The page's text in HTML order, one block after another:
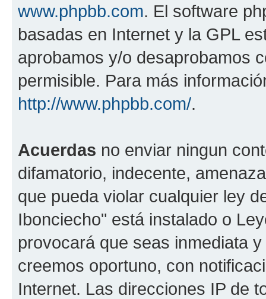
www.phpbb.com. El software
basadas en Internet y la GPL
aprobamos y/o desaprobamos
permisible. Para más
http://www.phpbb.com/.
Acuerdas no enviar ningun
difamatorio, indecente,
que pueda violar cualquier ley
Ibonciecho" está instalado o
provocará que seas inmediata
creemos oportuno, con
Internet. Las direcciones IP de